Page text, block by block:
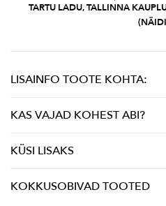
TARTU LADU, TALLINNA
LISAINFO TOOTE KOHTA:
KAS VAJAD KOHEST ABI?
KÜSI LISAKS
KOKKUSOBIVAD TOOTED